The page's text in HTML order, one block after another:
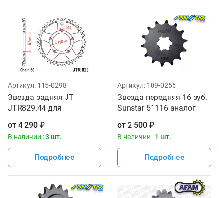
Артикул: 115-0298
Звезда задняя JT
JTR829.44 для
от 4 290 ₽
В наличии :3 шт.
Подробнее
Артикул: 109-0255
Звезда передняя 16 зуб.
Sunstar 51116 аналог
от 2 500 ₽
В наличии : 1 шт.
Подробнее